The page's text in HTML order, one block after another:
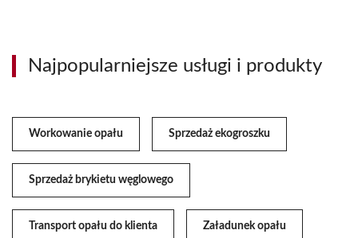
Najpopularniejsze usługi i produkty
Workowanie opału Sprzedaż ekogroszku
Sprzedaż brykietu węglowego
Transport opału do klienta Załadunek opału